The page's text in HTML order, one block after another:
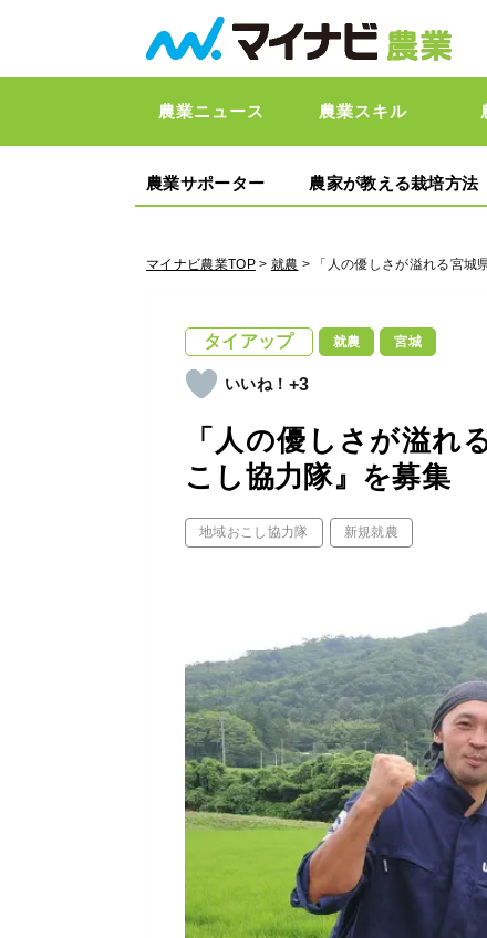
農業ニュース 農業スキル
農業サポーター 農家が教える栽培方法
マイナビ農業TOP> 就農 > 「人の優しさが溢れる宮城
タイアップ 就農 宮城
+3
「人の優しさが溢れ
こし協力隊』を募集
地域おこし協力隊 新規就農